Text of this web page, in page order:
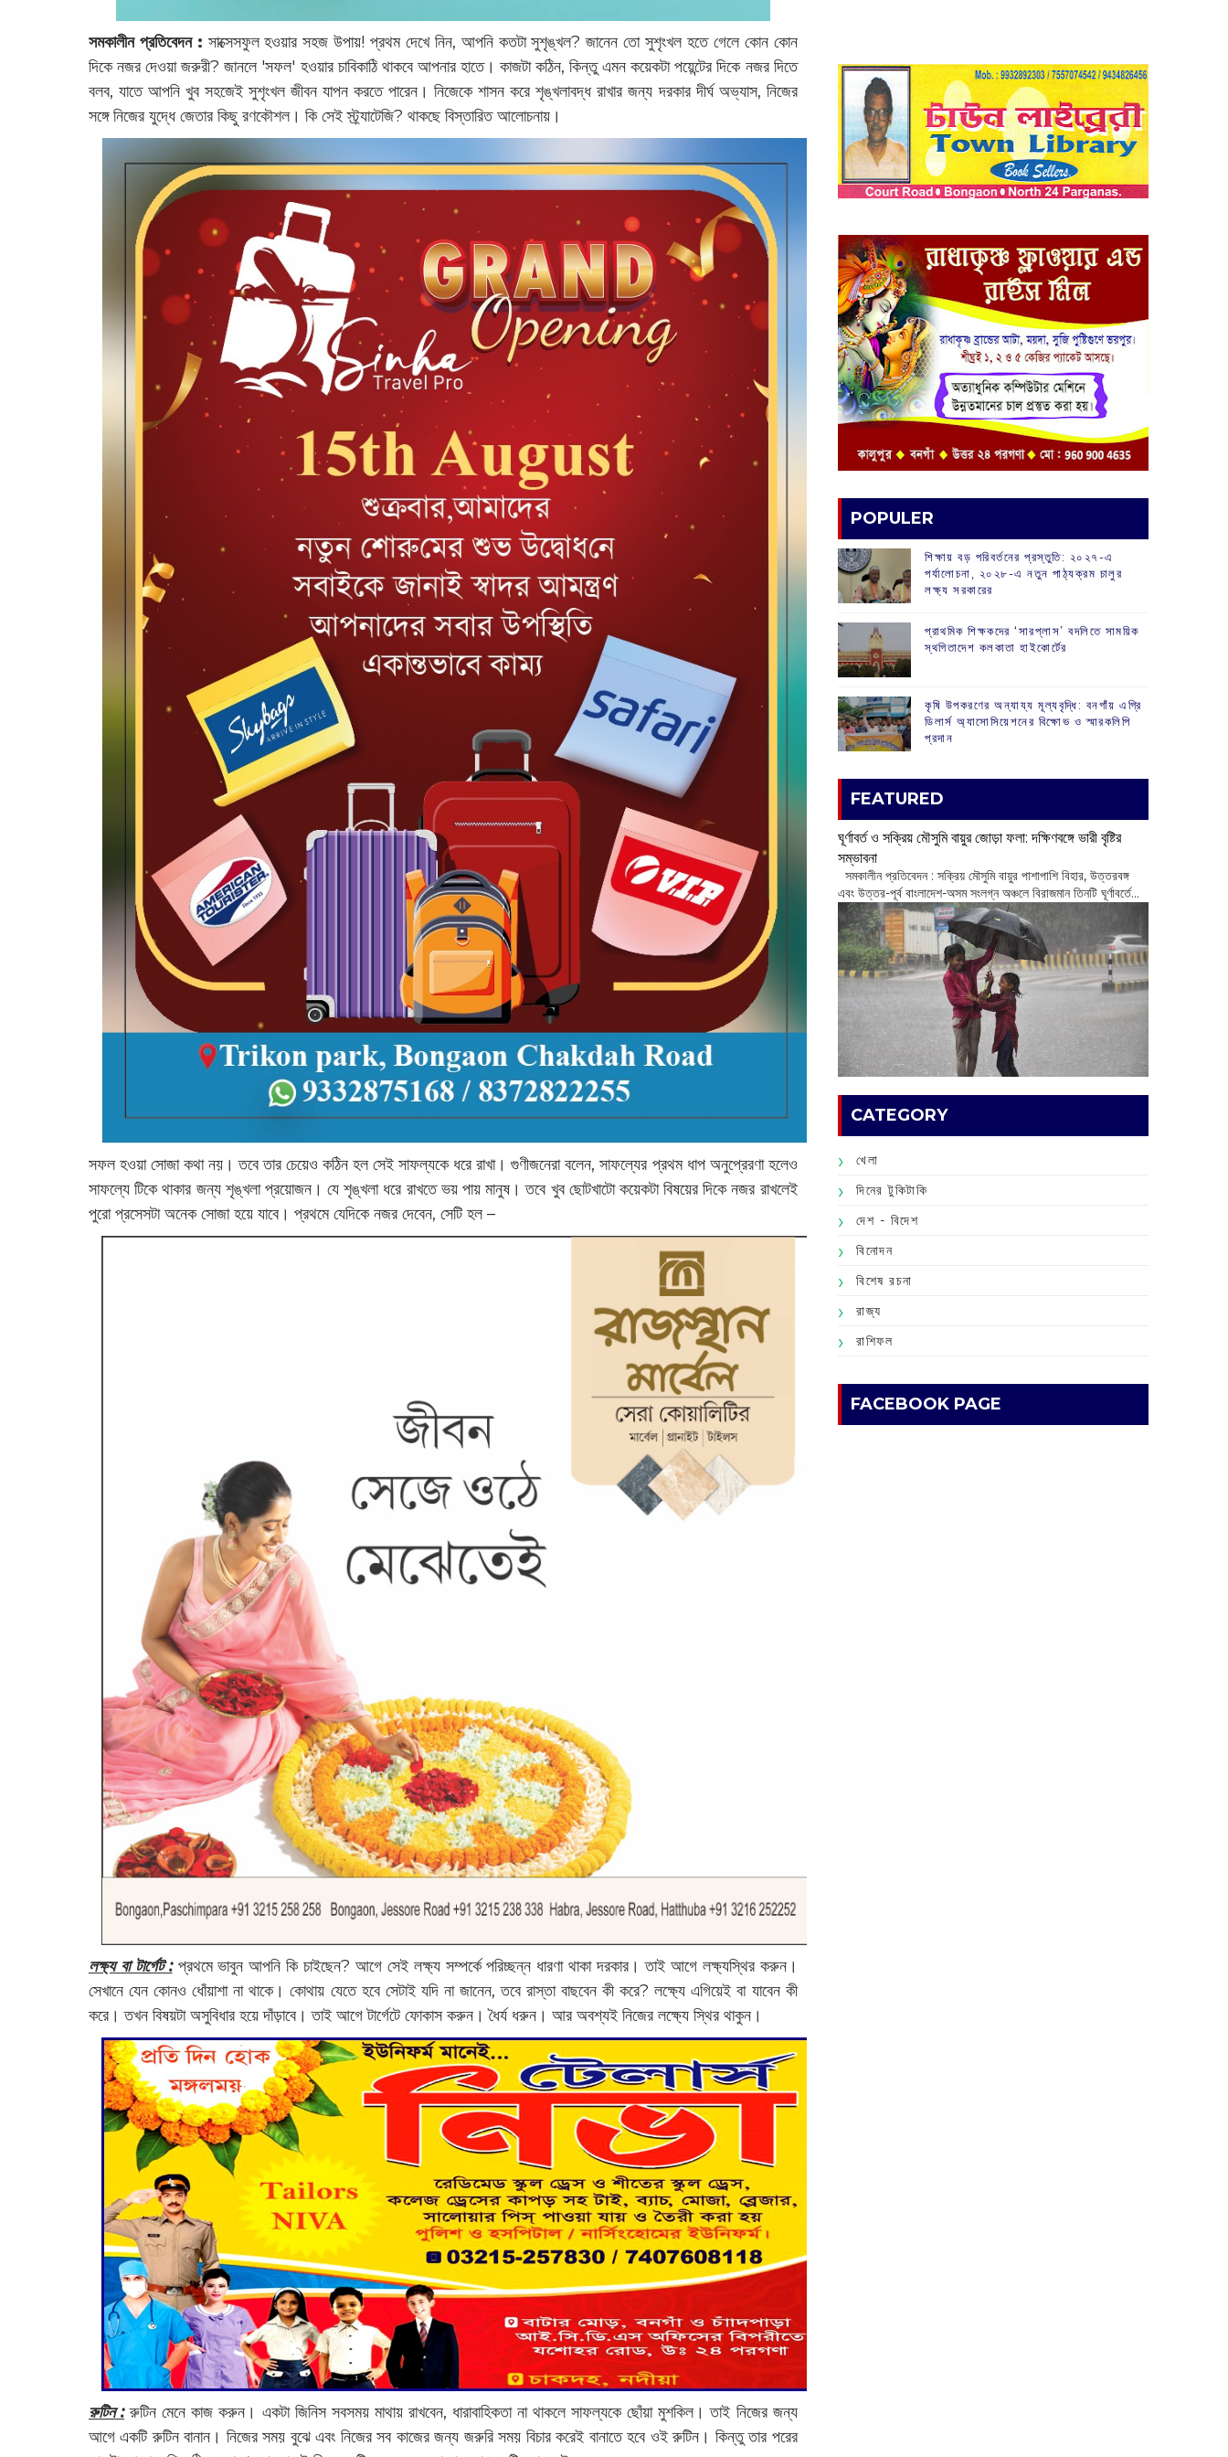
সমকালীন প্রতিবেদন : সাক্সেসফুল হওয়ার সহজ উপায়! প্রথম দেখে নিন, আপনি কতটা সুশৃঙ্খল? জানেন তো সুশৃংখল হতে গেলে কোন কোন
দিকে নজর দেওয়া জরুরী? জানলে 'সফল' হওয়ার চাবিকাঠি থাকবে আপনার হাতে। কাজটা কঠিন, কিন্তু এমন কয়েকটা পয়েন্টের দিকে নজর দিতে
বলব, যাতে আপনি খুব সহজেই সুশৃংখল জীবন যাপন করতে পারেন। নিজেকে শাসন করে শৃঙ্খলাবদ্ধ রাখার জন্য দরকার দীর্ঘ অভ্যাস, নিজের
সঙ্গে নিজের যুদ্ধে জেতার কিছু রণকৌশল। কি সেই স্ট্র্যাটেজি? থাকছে বিস্তারিত আলোচনায়।
সফল হওয়া সোজা কথা নয়। তবে তার চেয়েও কঠিন হল সেই সাফল্যকে ধরে রাখা। গুণীজনেরা বলেন, সাফল্যের প্রথম ধাপ অনুপ্রেরণা হলেও
সাফল্যে টিকে থাকার জন্য শৃঙ্খলা প্রয়োজন। যে শৃঙ্খলা ধরে রাখতে ভয় পায় মানুষ। তবে খুব ছোটখাটো কয়েকটা বিষয়ের দিকে নজর রাখলেই
পুরো প্রসেসটা অনেক সোজা হয়ে যাবে। প্রথমে যেদিকে নজর দেবেন, সেটি হল –
লক্ষ্য বা টার্গেট :প্রথমে ভাবুন আপনি কি চাইছেন? আগে সেই লক্ষ্য সম্পর্কে পরিচ্ছন্ন ধারণা থাকা দরকার। তাই আগে লক্ষ্যস্থির করুন।
সেখানে যেন কোনও ধোঁয়াশা না থাকে। কোথায় যেতে হবে সেটাই যদি না জানেন, তবে রাস্তা বাছবেন কী করে? লক্ষ্যে এগিয়েই বা যাবেন কী
করে। তখন বিষয়টা অসুবিধার হয়ে দাঁড়াবে। তাই আগে টার্গেটে ফোকাস করুন। ধৈর্য ধরুন। আর অবশ্যই নিজের লক্ষ্যে স্থির থাকুন।
রুটিন :রুটিন মেনে কাজ করুন। একটা জিনিস সবসময় মাথায় রাখবেন, ধারাবাহিকতা না থাকলে সাফল্যকে ছোঁয়া মুশকিল। তাই নিজের জন্য
আগে একটি রুটিন বানান। নিজের সময় বুঝে এবং নিজের সব কাজের জন্য জরুরি সময় বিচার করেই বানাতে হবে ওই রুটিন। কিন্তু তার পরের
POPULER
শিক্ষায় বড় পরিবর্তনের প্রস্তুতি: ২০২৭-এ
পর্যালোচনা, ২০২৮-এ নতুন পাঠ্যক্রম চালুর
লক্ষ্য সরকারের
প্রাথমিক শিক্ষকদের ‘সারপ্লাস’ বদলিতে সাময়িক
স্থগিতাদেশ কলকাতা হাইকোর্টের
কৃষি উপকরণের অন্যায্য মূল্যবৃদ্ধি: বনগাঁয় এগ্রি
ডিলার্স অ্যাসোসিয়েশনের বিক্ষোভ ও স্মারকলিপি
প্রদান
FEATURED
ঘূর্ণাবর্ত ও সক্রিয় মৌসুমি বায়ুর জোড়া ফলা: দক্ষিণবঙ্গে ভারী বৃষ্টির
সম্ভাবনা
সমকালীন প্রতিবেদন : সক্রিয় মৌসুমি বায়ুর পাশাপাশি বিহার, উত্তরবঙ্গ
এবং উত্তর-পূর্ব বাংলাদেশ-অসম সংলগ্ন অঞ্চলে বিরাজমান তিনটি ঘূর্ণাবর্তে...
CATEGORY
খেলা
দিনের টুকিটাকি
দেশ - বিদেশ
বিনোদন
বিশেষ রচনা
রাজ্য
রাশিফল
FACEBOOK PAGE